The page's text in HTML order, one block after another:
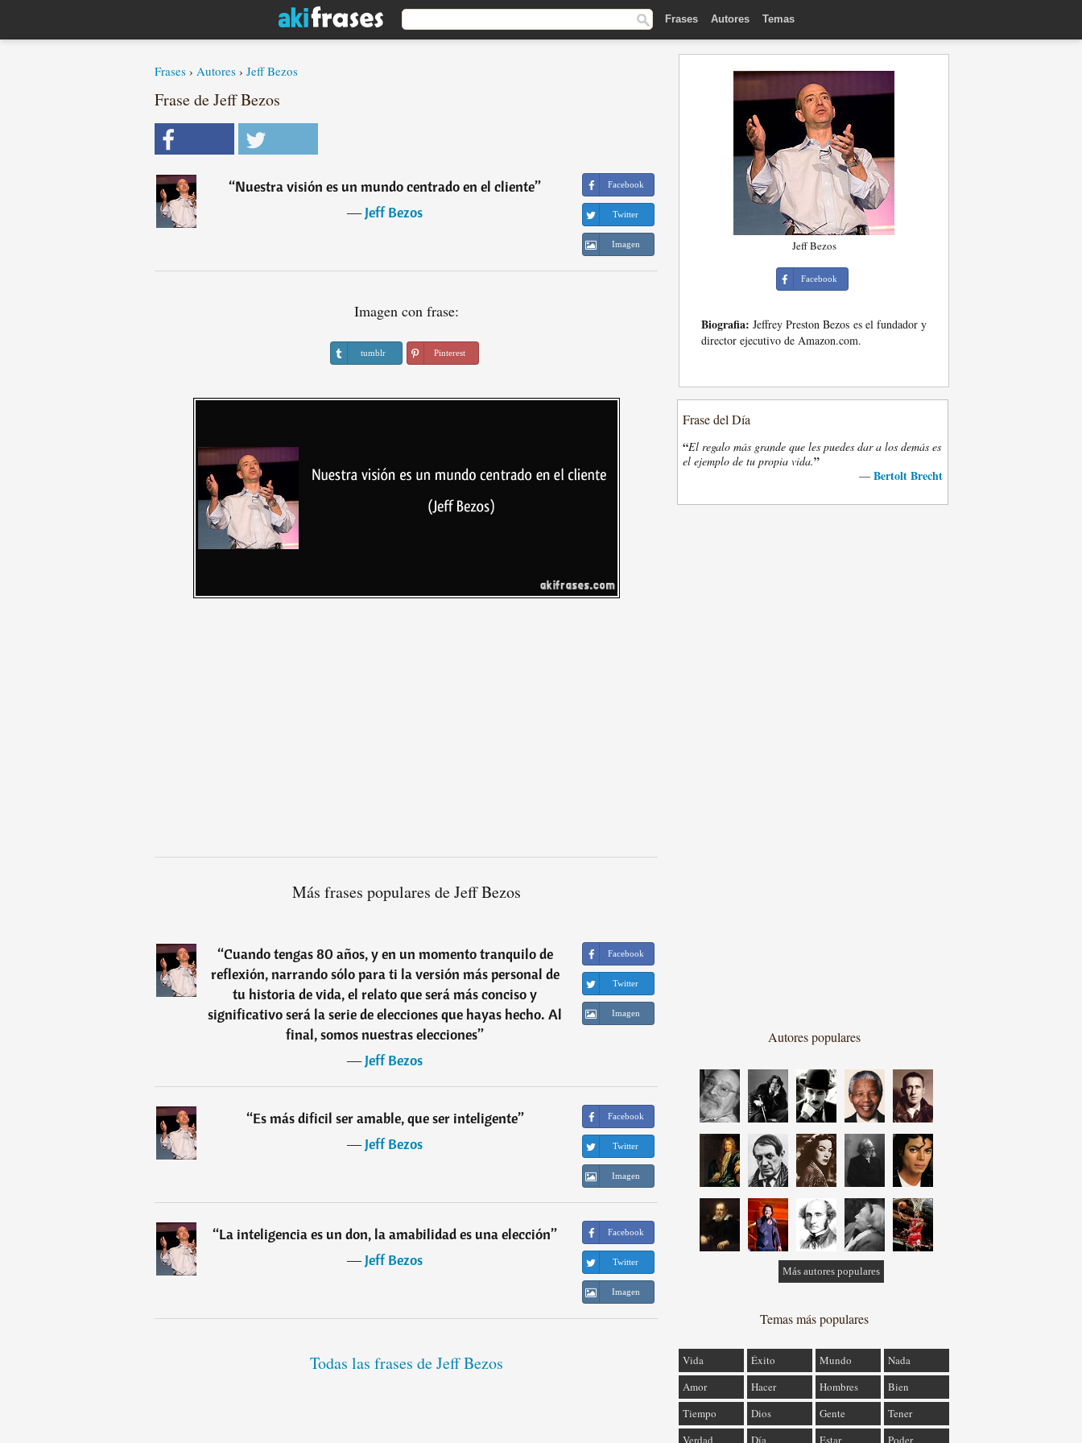
Frases Autores Temas
Frases › Autores › Jeff Bezos
Frase de Jeff Bezos
“Nuestra visión es un mundo centrado en el cliente”
―Jeff Bezos
Facebook
Twitter
Imagen
Imagen con frase:
tumblr Pinterest
Más frases populares de Jeff Bezos
“Cuando tengas 80 años, y en un momento tranquilo de
reflexión, narrando sólo para ti la versión más personal de
tu historia de vida, el relato que será más conciso y
significativo será la serie de elecciones que hayas hecho. Al
final, somos nuestras elecciones”
―Jeff Bezos
Facebook
Twitter
Imagen
“Es más dificil ser amable, que ser inteligente”
―Jeff Bezos
Facebook
Twitter
Imagen
“La inteligencia es un don, la amabilidad es una elección”
―Jeff Bezos
Facebook
Twitter
Imagen
Todas las frases de Jeff Bezos
Jeff Bezos
Facebook
Biografia: Jeffrey Preston Bezos es el fundador y
director ejecutivo de Amazon.com.
Frase del Día
“El regalo más grande que les puedes dar a los demás es
el ejemplo de tu propia vida.”
— Bertolt Brecht
Autores populares
Más autores populares
Temas más populares
Vida Éxito Mundo
Nada
Amor
Hacer Hombres
Bien
Tiempo
Dios Gente
Tener
Verdad
Día Estar Poder